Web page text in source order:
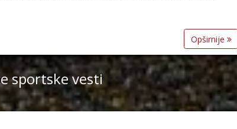
Opširnije
sportske vesti